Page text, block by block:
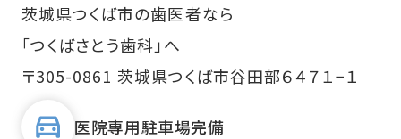
茨城県つくば市の歯医者なら
「つくばさとう歯科」へ
〒305-0861 茨城県つくば市谷田部６４７１−１
医院専用駐車場完備